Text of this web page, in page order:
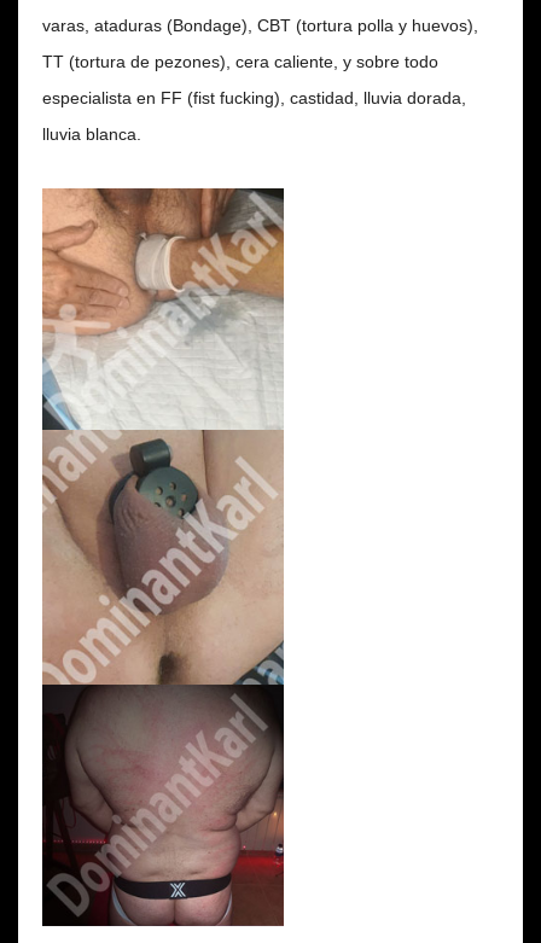
varas, ataduras (Bondage), CBT (tortura polla y huevos),
TT (tortura de pezones), cera caliente, y sobre todo
especialista en FF (fist fucking) , castidad, lluvia dorada,
lluvia blanca.